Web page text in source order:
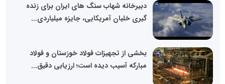
دبیرخانه شهاب سنگ های ایران برای زنده
گیری خلبان آمریکایی، جایزه میلیاردی...
بخشی از تجهیزات فولاد خوزستان و فولاد
مبارکه آسیب دیده است؛ ارزیابی دقیق...